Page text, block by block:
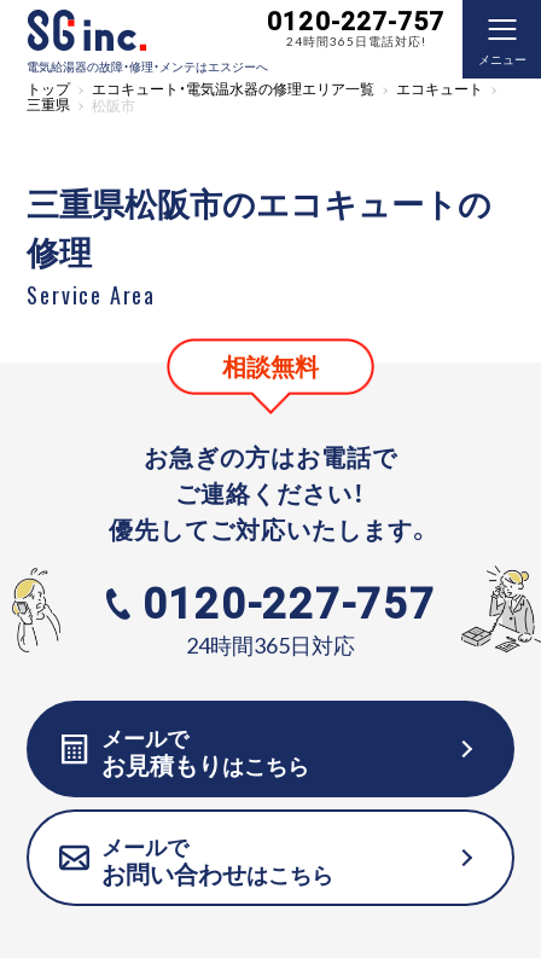
電気給湯器の故障・修理・メンテはエスジーへ
0120-227-757
24時間365日電話対応!
メニュー
トップ エコキュート・電気温水器の修理エリア一覧 エコキュート
三重県 松阪市
三重県松阪市のエコキュートの
修理
Service Area
相談無料
お急ぎの方はお電話で
ご連絡ください！
優先してご対応いたします。
0120-227-757
24時間365日対応
メールで
お見積もりはこちら
メールで
お問い合わせはこちら